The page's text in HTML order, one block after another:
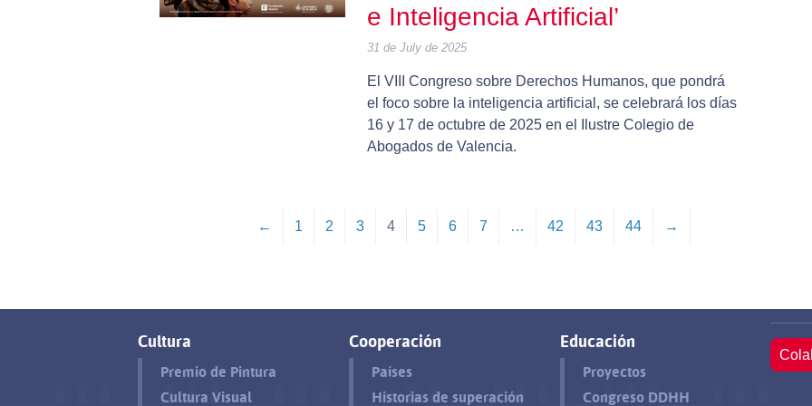
e Inteligencia Artificial’
31 de July de 2025
El VIII Congreso sobre Derechos Humanos, que pondrá
el foco sobre la inteligencia artificial, se celebrará los días
16 y 17 de octubre de 2025 en el Ilustre Colegio de
Abogados de Valencia.
← 1 2 3 4 5 6 7 … 42 43 44 →
Cultura
Premio de Pintura
Cultura Visual
Cooperación
Países
Historias de superación
Educación
Proyectos
Congreso DDHH